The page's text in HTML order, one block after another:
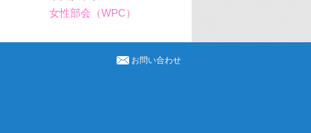
女性部会（WPC）
お問い合わせ